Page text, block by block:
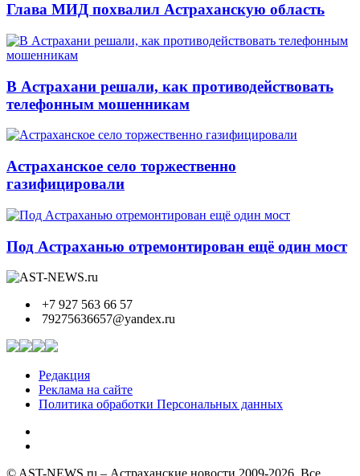
Глава МИД похвалил Астраханскую область
В Астрахани решали, как противодействовать
телефонным мошенникам
Астраханское село торжественно
газифицировали
Под Астраханью отремонтирован ещё один мост
+7 927 563 66 57
79275636657@yandex.ru
Редакция
Реклама на сайте
Политика обработки Персональных данных